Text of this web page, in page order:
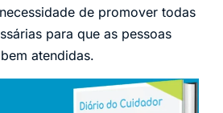
de promover todas
para que as pessoas
atendidas.